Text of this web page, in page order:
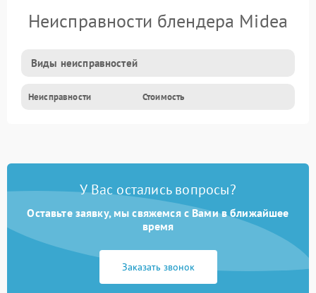
Неисправности блендера Midea
Виды неисправностей
Неисправности Стоимость
У Вас остались вопросы?
Оставьте заявку, мы свяжемся с Вами в ближайшее
время
Заказать звонок